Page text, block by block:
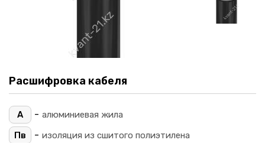
Расшифровка кабеля
А - алюминиевая жила
Пв
- изоляция из сшитого полиэтилена